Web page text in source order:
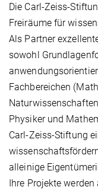
Die Carl-Zeiss-
Freiräume für
Als Partner
sowohl
Fachbereichen
Physiker und
Carl-Zeiss-Stiftung
alleinige
Ihre Projekte